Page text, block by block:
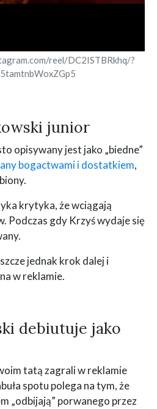
reel/DC2ISTBRkhq/?
junior
opisywany jest jako „biedne”
bogactwami i dostatkiem,
krytyka, że wciągają
Podczas gdy Krzyś wydaje się
jednak krok dalej i
w reklamie.
debiutuje jako
tatą zagrali w reklamie
spotu polega na tym, że
„odbijają” porwanego przez